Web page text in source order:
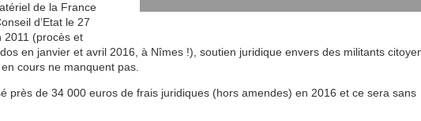
de la France
d’Etat le 27
2011 (procès et
en janvier et avril 2016, à Nîmes !), soutien juridique envers des militants
cours ne manquent pas.
près de 34 000 euros de frais juridiques (hors amendes) en 2016 et ce sera sans